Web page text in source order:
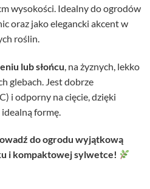
wysokości. Idealny do ogrodów
oraz jako elegancki akcent w
roślin.
lub słońcu , na żyznych, lekko
glebach. Jest dobrze
i odporny na cięcie, dzięki
formę.
do ogrodu wyjątkową
i kompaktowej sylwetce!